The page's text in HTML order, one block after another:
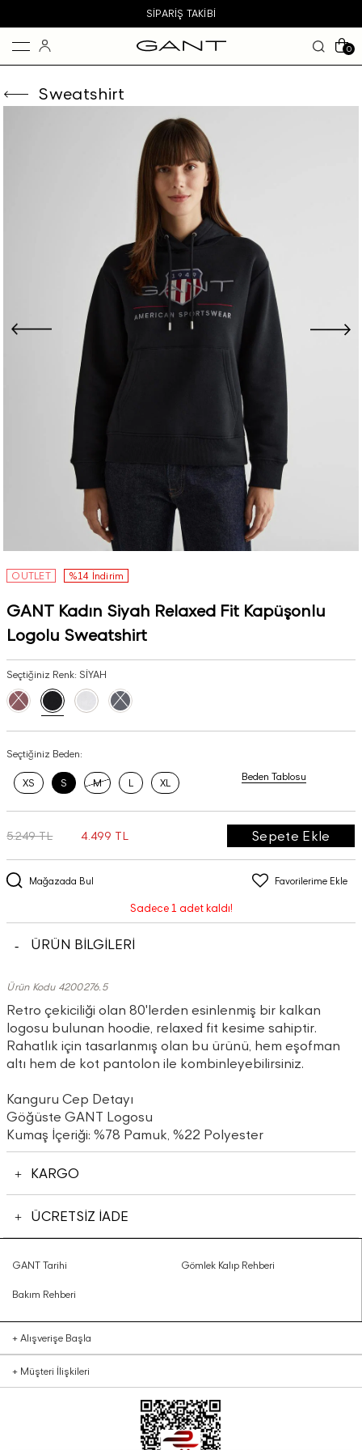
SIPARIŞ TAKIBI
0
Sweatshirt
OUTLET %14 İndirim
GANT Kadın Siyah Relaxed Fit Kapüşonlu
Logolu Sweatshirt
Seçtiğiniz Renk: SİYAH
Seçtiğiniz Beden:
XS S M L XL
Beden Tablosu
Mağazada Bul Favorilerime Ekle
5.249 TL 4.499 TL Sepete Ekle
Sadece 1 adet kaldı!
ÜRÜN BİLGİLERİ
Ürün Kodu 4200276.5
Retro çekiciliği olan 80'lerden esinlenmiş bir kalkan
logosu bulunan hoodie, relaxed fit kesime sahiptir.
Rahatlık için tasarlanmış olan bu ürünü, hem eşofman
altı hem de kot pantolon ile kombinleyebilirsiniz.
Kanguru Cep Detayı
Göğüste GANT Logosu
Kumaş İçeriği: %78 Pamuk, %22 Polyester
KARGO
ÜCRETSİZ İADE
GANT Tarihi Gömlek Kalıp Rehberi
Bakım Rehberi
+ Alışverişe Başla
+ Müşteri İlişkileri